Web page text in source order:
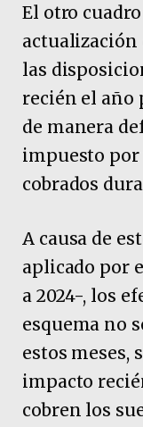
El otro
actualización
las
recién el año
de manera
impuesto por
cobrados
A causa de
aplicado por
a 2024-, los
esquema no
estos meses,
impacto
cobren los